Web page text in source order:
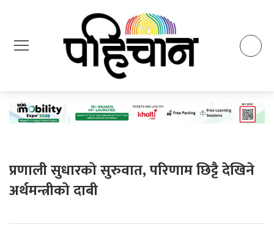
प्रणाली सुधारको सुरुवात, परिणाम छिट्टै देखिने
अर्थमन्त्रीको दाबी